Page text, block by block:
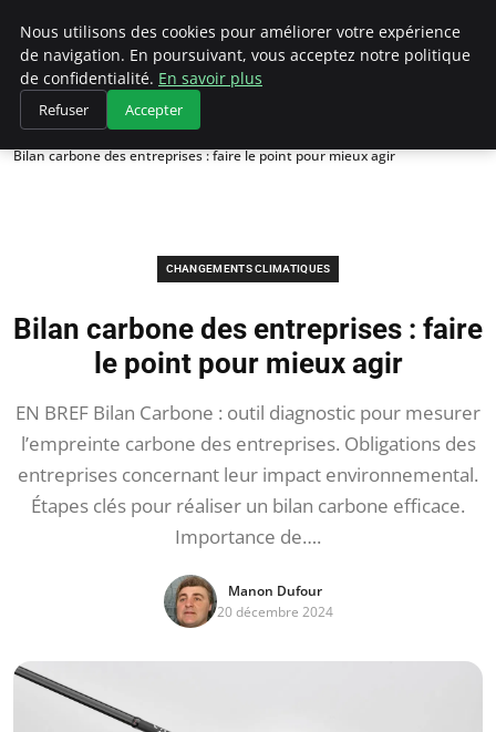
Climategatecountryclub.com
Accueil
Changements climatiques
Bilan carbone des entreprises : faire le point pour mieux agir
CHANGEMENTS CLIMATIQUES
Bilan carbone des entreprises : faire
le point pour mieux agir
EN BREF Bilan Carbone : outil diagnostic pour mesurer
l’empreinte carbone des entreprises. Obligations des
entreprises concernant leur impact environnemental.
Étapes clés pour réaliser un bilan carbone efficace.
Importance de….
Manon Dufour
20 décembre 2024
Nous utilisons des cookies pour améliorer votre expérience
de navigation. En poursuivant, vous acceptez notre politique
de confidentialité. En savoir plus
Refuser Accepter